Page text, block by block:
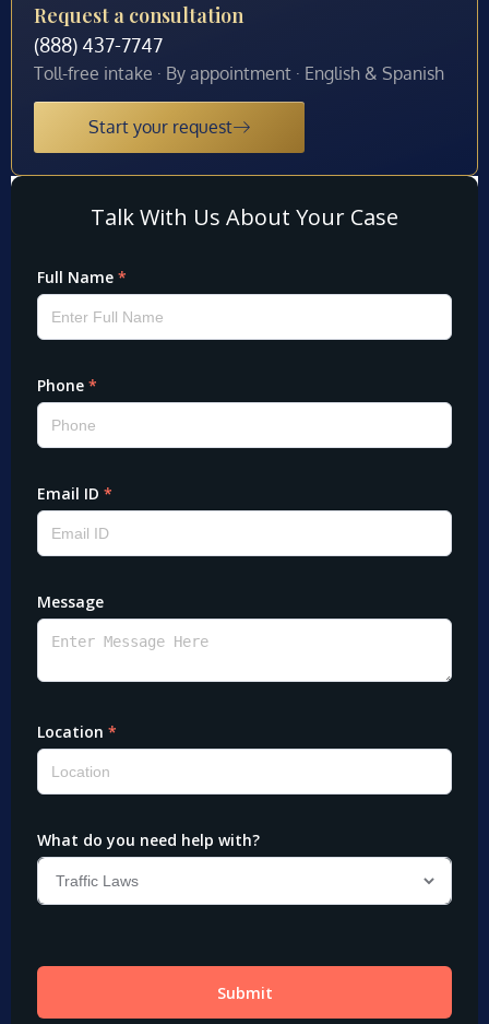
Request a consultation
(888) 437-7747
Toll-free intake · By appointment · English & Spanish
Start your request